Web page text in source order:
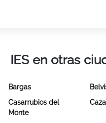
IES en otras
Bargas
Casarrubios del
Monte